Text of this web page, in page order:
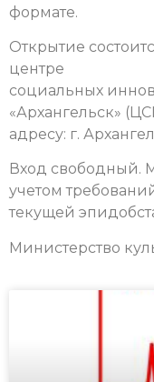
формате.
Открытие
центре
социальных
«Архангельск»
адресу: г.
Вход свободный.
учетом
текущей
Министерство